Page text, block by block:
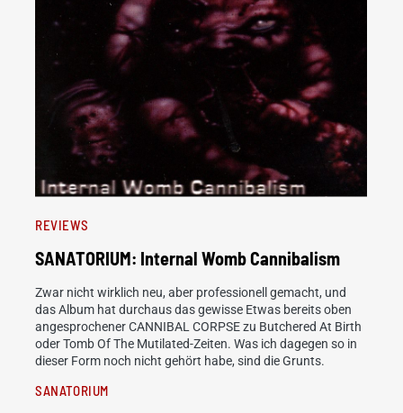
REVIEWS
SANATORIUM: Internal Womb Cannibalism
Zwar nicht wirklich neu, aber professionell gemacht, und
das Album hat durchaus das gewisse Etwas bereits oben
angesprochener CANNIBAL CORPSE zu Butchered At Birth
oder Tomb Of The Mutilated-Zeiten. Was ich dagegen so in
dieser Form noch nicht gehört habe, sind die Grunts.
SANATORIUM